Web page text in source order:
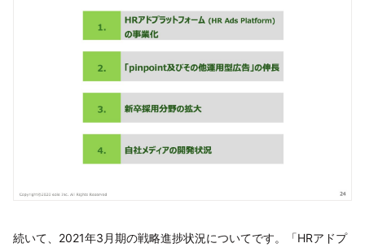
続いて、2021年3月期の戦略進捗状況についてです。「HRアドプ